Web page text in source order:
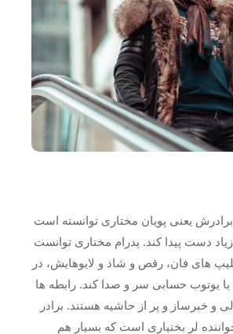
یعنی پويان مختاری توانسته است
دست پیدا کند. پدرام مختاری توانست
های فان، رقص و شاد و لایوهایش، در
یا یوتوب حسابی سر و صدا کند. رابطه ها
و خبرساز و پر از حاشیه هستند. برادر
لر بختیاری است که بسیار هم